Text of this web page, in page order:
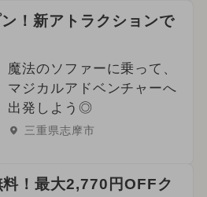
！新アトラクションで
魔法のソファーに乗って、
マジカルアドベンチャーへ
出発しよう◎
三重県志摩市
！最大2,770円OFFク